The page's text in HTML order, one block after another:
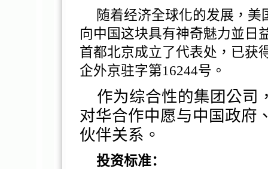
随着经济全球化的发展，美
向中 国这块具有神奇魅力並日
首都北京成立了代表处 ，已获
企外京驻字第16244号 。
作为综合性的集团公司
对华合作中愿与中 国政府
伙伴关系 。
投资标准：